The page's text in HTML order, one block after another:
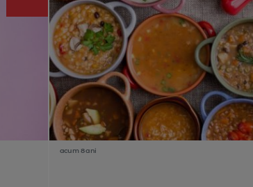
acum 8 ani